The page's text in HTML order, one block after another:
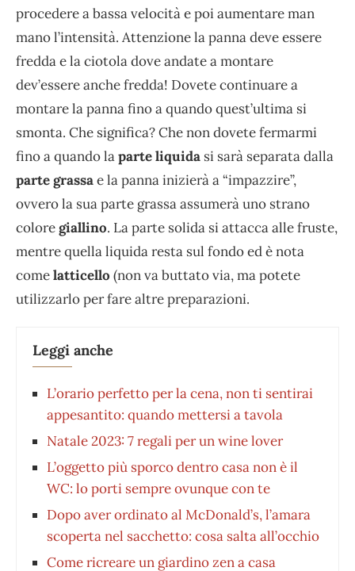
procedere a bassa velocità e poi aumentare man
mano l’intensità. Attenzione la panna deve essere
fredda e la ciotola dove andate a montare
dev’essere anche fredda! Dovete continuare a
montare la panna fino a quando quest’ultima si
smonta. Che significa? Che non dovete fermarmi
fino a quando laparte liquida si sarà separata dalla
parte grassae la panna inizierà a “impazzire”,
ovvero la sua parte grassa assumerà uno strano
coloregiallino. La parte solida si attacca alle fruste,
mentre quella liquida resta sul fondo ed è nota
comelatticello (non va buttato via, ma potete
utilizzarlo per fare altre preparazioni.
Leggi anche
L’orario perfetto per la cena, non ti sentirai
appesantito: quando mettersi a tavola
Natale 2023: 7 regali per un wine lover
L’oggetto più sporco dentro casa non è il
WC: lo porti sempre ovunque con te
Dopo aver ordinato al McDonald’s, l’amara
scoperta nel sacchetto: cosa salta all’occhio
Come ricreare un giardino zen a casa